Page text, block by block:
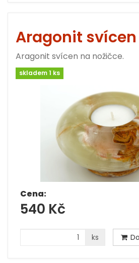
Aragonit svícen
Aragonit svícen na nožičce.
skladem 1 ks
Cena:
540 Kč
ks